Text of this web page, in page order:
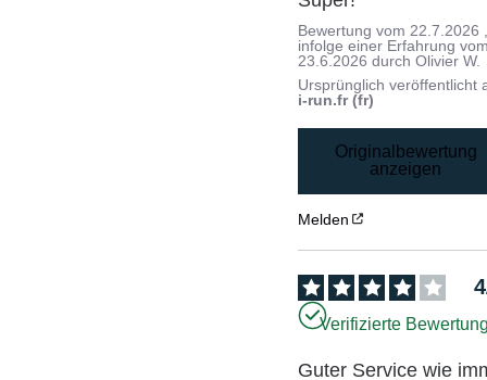
Bewertung vom 22.7.2026
infolge einer Erfahrung
23.6.2026 durchOlivier W.
Ursprünglich veröffentlicht
i-run.fr (fr)
Originalbewertung
anzeigen
Melden
4
Verifizierte
Guter Service wie